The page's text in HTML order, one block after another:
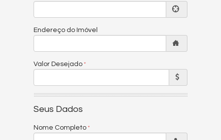
Endereço do Imóvel
Valor Desejado
Seus Dados
Nome Completo